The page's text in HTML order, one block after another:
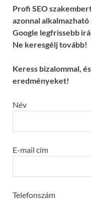
Profi SEO
azonnal
Google legfrissebb
Ne keresgélj tovább!
Keress bizalommal,
eredményeket!
Név
E-mail cím
Telefonszám